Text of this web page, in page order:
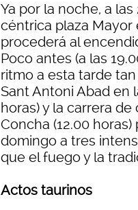
Ya por la noche, a
céntrica plaza Mayor
procederá al
Poco antes (a las
ritmo a esta tarde
Sant Antoni Abad en
horas) y la carrera
Concha (12.00
domingo a tres
que el fuego y la
Actos taurinos